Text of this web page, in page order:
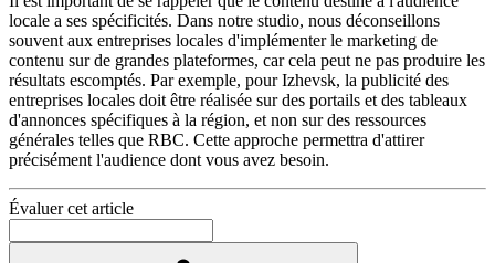
locale a ses spécificités. Dans notre studio, nous déconseillons
souvent aux entreprises locales d'implémenter le marketing de
contenu sur de grandes plateformes, car cela peut ne pas produire les
résultats escomptés. Par exemple, pour Izhevsk, la publicité des
entreprises locales doit être réalisée sur des portails et des tableaux
d'annonces spécifiques à la région, et non sur des ressources
générales telles que RBC. Cette approche permettra d'attirer
précisément l'audience dont vous avez besoin.
Évaluer cet article